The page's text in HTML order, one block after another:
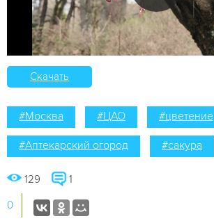
Скачать
#Москва #ЦАО #цветение
#Аптекарский огород #сакура
129 1
0